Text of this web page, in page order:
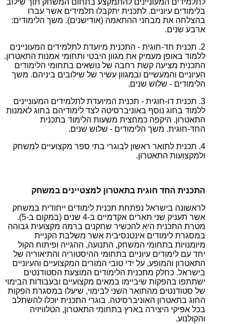
לתלמידים המעוניינים להתמקצע בתחום המשחק תוך שילוב
בלימודים עיוניים. לתכנית יתקבלו תלמידים אשר עברו
בהצלחה את מבחני ההתאמה (אודישנים). משך הלימודים:
ארבע שנים.
2. תכנית חד-חוגית - התכנית מיועדת לתלמידים המעוניינים
ללמוד באופן מעמיק את מגוון היבטי ותחומי אמנות התאטרון.
התכנית מציעה קשת רחבה של נושאים בתחומי הלימודים
העיוניים והמעשיים ובמגוון עשיר של שילובים ביניהם. משך
הלימודים - שלוש שנים.
3. תכנית דו-חוגית - תכנית המיועדת לתלמידים המעוניינים
ללמוד בחוג נוסף באוניברסיטה לצד לימודיהם בחוג לאמנות
התאטרון. היקפה כמחצית משעות הלימוד בתכנית
החד-חוגית. משך הלימודים - שלוש שנים.
4. תכנית לתואר ראשון לבוגרי בתי ספר מקצועיים למשחק
ולמקצועות התאטרון.
התכנית החד חוגית בתאטרון למצטיינים במשחק
לראשונה בישראל נפתחת תכנית לימודים ייחודית במשחק
אשר תעניק שני תארים אקדמיים ב-4 שנים (במקום ב-5).
מטרת התכנית היא להכשיר שחקנים ברמה מקצועית גבוהה
במסגרת לימודים אינטנסיבית אשר משלבת הקניית
מיומנויות בתחומי המשחק, התנועה, ההגייה ופיתוח הקול
יחד עם לימודים עיוניים בתחומי ההיסטוריה והתיאוריה של
התאטרון והמופע, על ידי טובי המורים המקצועיים והעיוניים
בישראל. כחלק מתכנית הלימודים המוצעת הסטודנטים
ישתתפו בהפקות שיביימו במאים מקצועיים ובעבודות הבימוי
של סטודנטים מהתואר השני לבימוי, שיעלו במסגרת הפקות
החוג בתאטרון האוניברסיטה. בוגרי התכנית יוכלו להשתלב
בכל אפיקי היצירה בארץ בתחומי התאטרון, הטלוויזיה
והקולנוע.